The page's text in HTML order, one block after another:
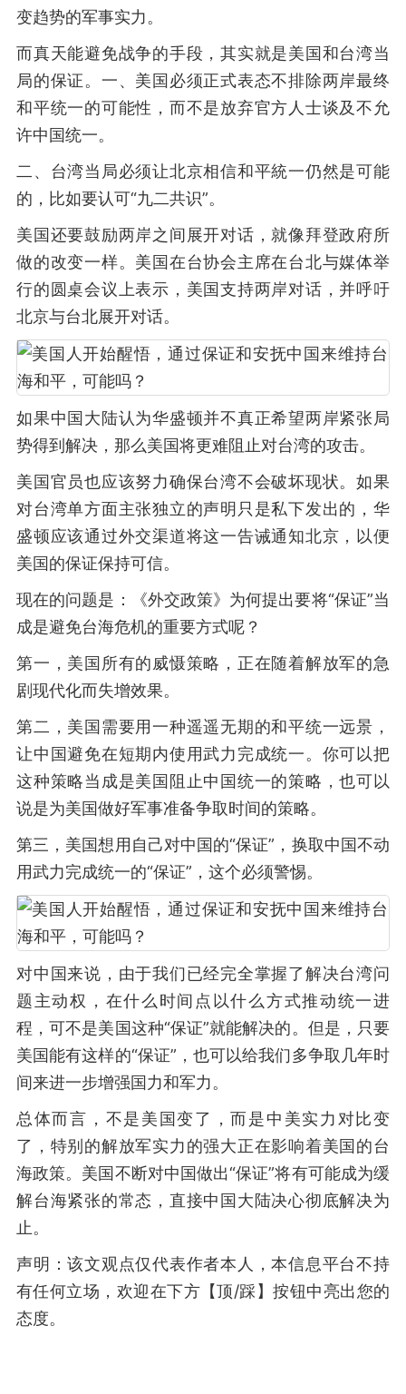
变趋势的军事实力。
而真天能避免战争的手段，其实就是美国和台湾当
局的保证。一、美国必须正式表态不排除两岸最终
和平统一的可能性，而不是放弃官方人士谈及不允
许中国统一。
二、台湾当局必须让北京相信和平統一仍然是可能
的，比如要认可“九二共识”。
美国还要鼓励两岸之间展开对话，就像拜登政府所
做的改变一样。美国在台协会主席在台北与媒体举
行的圆桌会议上表示，美国支持两岸对话，并呼吁
北京与台北展开对话。
如果中国大陆认为华盛顿并不真正希望两岸紧张局
势得到解决，那么美国将更难阻止对台湾的攻击。
美国官员也应该努力确保台湾不会破坏现状。如果
对台湾单方面主张独立的声明只是私下发出的，华
盛顿应该通过外交渠道将这一告诫通知北京，以便
美国的保证保持可信。
现在的问题是：《外交政策》为何提出要将“保证”当
成是避免台海危机的重要方式呢？
第一，美国所有的威慑策略，正在随着解放军的急
剧现代化而失增效果。
第二，美国需要用一种遥遥无期的和平统一远景，
让中国避免在短期内使用武力完成统一。你可以把
这种策略当成是美国阻止中国统一的策略，也可以
说是为美国做好军事准备争取时间的策略。
第三，美国想用自己对中国的“保证”，换取中国不动
用武力完成统一的“保证”，这个必须警惕。
对中国来说，由于我们已经完全掌握了解决台湾问
题主动权，在什么时间点以什么方式推动统一进
程，可不是美国这种“保证”就能解决的。但是，只要
美国能有这样的“保证”，也可以给我们多争取几年时
间来进一步增强国力和军力。
总体而言，不是美国变了，而是中美实力对比变
了，特别的解放军实力的强大正在影响着美国的台
海政策。美国不断对中国做出“保证”将有可能成为缓
解台海紧张的常态，直接中国大陆决心彻底解决为
止。
声明：该文观点仅代表作者本人，本信息平台不持
有任何立场，欢迎在下方【顶/踩】按钮中亮出您的
态度。